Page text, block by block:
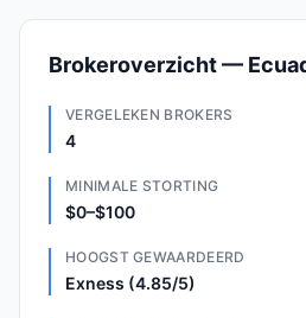
Brokeroverzicht —
VERGELEKEN BROKERS
4
MINIMALE STORTING
$0–$100
HOOGST GEWAARDEERD
Exness (4.85/5)